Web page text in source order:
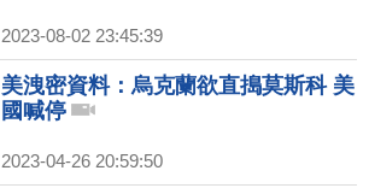
2023-08-02 23:45:39
美洩密資料：烏克蘭欲直搗莫斯科 美
國喊停
2023-04-26 20:59:50